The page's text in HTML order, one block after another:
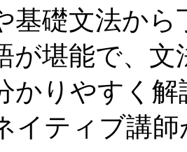
基礎文法から
が堪能で、文
かりやすく
イティブ講